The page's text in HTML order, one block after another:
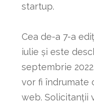
startup.
Cea de-a 7-a
iulie și este
septembrie
vor fi îndrumate
web. Solicitanții